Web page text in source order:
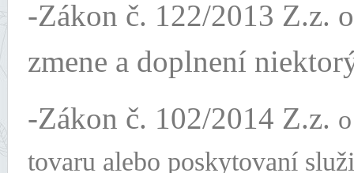
-Zákon č. 122/2013 Z.z.
zmene a doplnení
-Zákon č. 102/2014 Z.z.
tovaru alebo poskytovaní